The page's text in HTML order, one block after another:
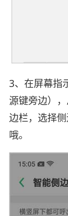
3、在屏幕指
源键旁边）
边栏，选择
哦。